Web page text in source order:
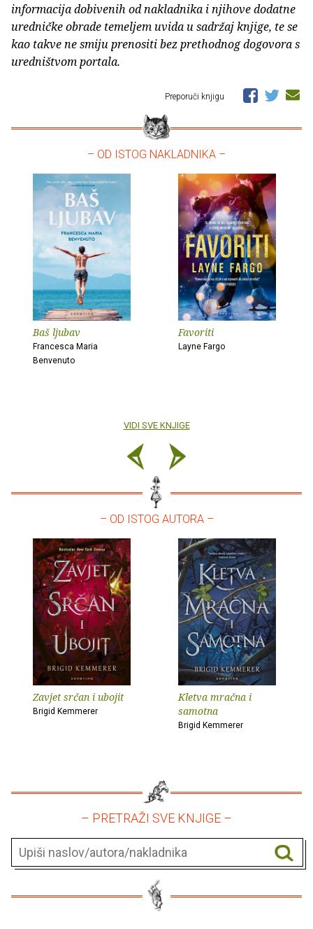
informacija dobivenih od nakladnika i njihove dodatne
uredničke obrade temeljem uvida u sadržaj knjige, te se
kao takve ne smiju prenositi bez prethodnog dogovora s
uredništvom portala.
Preporuči knjigu
– OD ISTOG NAKLADNIKA –
Baš ljubav
Francesca Maria
Benvenuto
Favoriti
Layne Fargo
VIDI SVE KNJIGE
– OD ISTOG AUTORA –
Zavjet srčan i ubojit
Brigid Kemmerer
Kletva mračna i
samotna
Brigid Kemmerer
– PRETRAŽI SVE KNJIGE –